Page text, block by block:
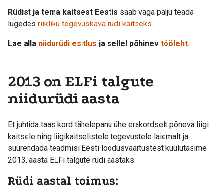
Rüdist ja tema kaitsest Eestis saab väga palju teada
lugedes riikliku tegevuskava rüdi kaitseks.
Lae alla niidurüdi esitlus ja sellel põhinev tööleht.
2013 on ELFi talgute
niidurüdi aasta
Et juhtida taas kord tähelepanu ühe erakordselt põneva liigi
kaitsele ning liigikaitselistele tegevustele laiemalt ja
suurendada teadmisi Eesti loodusväärtustest kuulutasime
2013. aasta ELFi talgute rüdi aastaks.
Rüdi aastal toimus: